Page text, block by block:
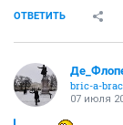
ОТВЕТИТЬ
bric-a-brac
07 июля